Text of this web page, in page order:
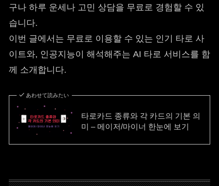
구나 하루 운세나 고민 상담을 무료로 경험할 수 있
습니다.
이번 글에서는 무료로 이용할 수 있는 인기 타로 사
이트와, 인공지능이 해석해주는 AI 타로 서비스를 함
께 소개합니다.
あわせて読みたい
타로카드 종류와 각 카드의 기본 의
미 – 메이저/마이너 한눈에 보기